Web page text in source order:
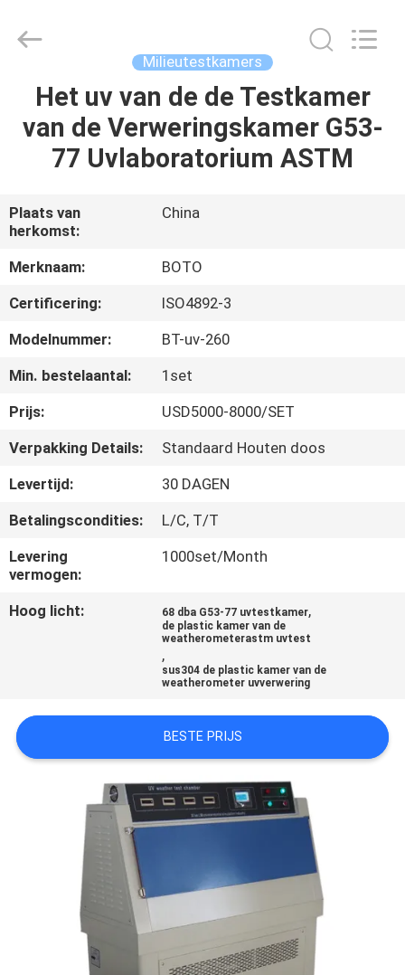
HUIS
PRODUCTEN
ONGEVEER
ONS
FABRIEKSREIS
CONTACTEER
ONS
OM EEN
CITAAT
SITEMAP
PRIVACYBELEID
Rights
Milieutestkamers
Het uv van de de Testkamer
van de Verweringskamer G53-
77 Uvlaboratorium ASTM
Plaats van
herkomst:
China
Merknaam:
BOTO
Certificering:
ISO4892-3
Modelnummer:
BT-uv-260
Min. bestelaantal:
1set
Prijs:
USD5000-8000/SET
Verpakking Details:
Standaard Houten doos
Levertijd:
30 DAGEN
Betalingscondities:
L/C, T/T
Levering
vermogen:
1000set/Month
Hoog licht: 68 dba G53-77 uvtestkamer,
de plastic kamer van de
weatherometerastm uvtest
,
sus304 de plastic kamer van de
weatherometer uvverwering
BESTE PRIJS